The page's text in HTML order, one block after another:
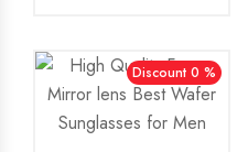
Discount 0 %